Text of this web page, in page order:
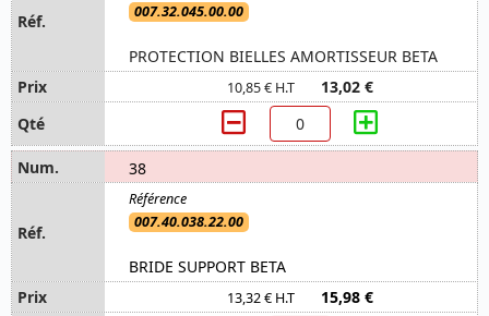
007.32.045.00.00
PROTECTION BIELLES AMORTISSEUR BETA
10,85 € H.T 13,02 €
38
007.40.038.22.00
BRIDE SUPPORT BETA
13,32 € H.T 15,98 €